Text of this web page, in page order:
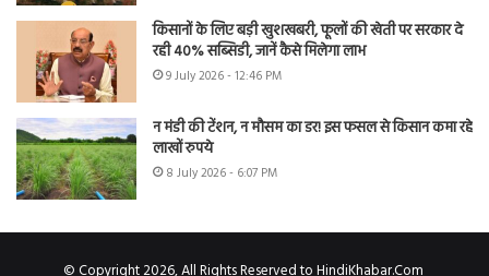
किसानों के लिए बड़ी खुशखबरी, फूलों की खेती पर सरकार दे
रही 40% सब्सिडी, जानें कैसे मिलेगा लाभ
9 July 2026 - 12:46 PM
न मंडी की टेंशन, न मौसम का डर! इस फसल से किसान कमा रहे
लाखों रुपये
8 July 2026 - 6:07 PM
© Copyright 2026, All Rights Reserved to HindiKhabar.Com